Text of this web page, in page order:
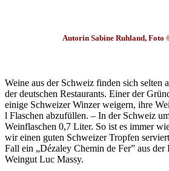
Autorin Sabine Ruhland, Foto
Weine aus der Schweiz finden sich selten
der deutschen Restaurants. Einer der
einige Schweizer Winzer weigern, ihre
l Flaschen abzufüllen. – In der Schweiz
Weinflaschen 0,7 Liter. So ist es immer
wir einen guten Schweizer Tropfen
Fall ein „Dézaley Chemin de Fer” aus
Weingut Luc Massy.